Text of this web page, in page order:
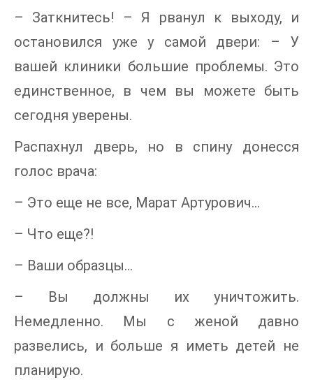
– Заткнитесь! – Я рванул к выходу, и
остановился уже у самой двери: – У
вашей клиники большие проблемы. Это
единственное, в чем вы можете быть
сегодня уверены.
Распахнул дверь, но в спину донесся
голос врача:
– Это еще не все, Марат Артурович…
– Что еще?!
– Ваши образцы…
– Вы должны их уничтожить.
Немедленно. Мы с женой давно
развелись, и больше я иметь детей не
планирую.